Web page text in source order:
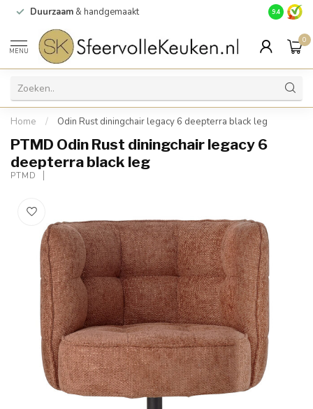
Duurzaam & handgemaakt Gratis
9.4
MENU
0
Home / Odin Rust diningchair legacy 6 deepterra black leg
PTMD Odin Rust diningchair legacy 6
deepterra black leg
PTMD